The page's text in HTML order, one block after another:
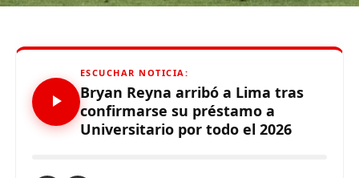
ESCUCHAR NOTICIA:
Bryan Reyna arribó a Lima tras
confirmarse su préstamo a
Universitario por todo el 2026